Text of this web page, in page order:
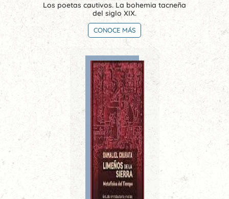
Los poetas cautivos. La bohemia tacneña
del siglo XIX.
CONOCE MÁS